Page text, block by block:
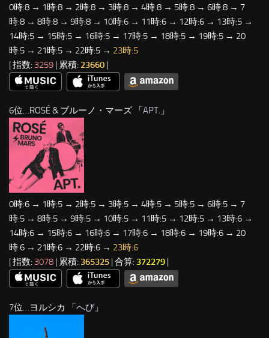
0時:8 → 1時:8 → 2時:8 → 3時:8 → 4時:8 → 5時:8 → 6時:8 → 7
時:8 → 8時:8 → 9時:8 → 10時:6 → 11時:6 → 12時:6 → 13時:5 →
14時:5 → 15時:5 → 16時:5 → 17時:5 → 18時:5 → 19時:5 → 20
時:5 → 21時:5 → 22時:5 → 23時:5
| 指数: 3259 | 累積: 23660 |
6位…ROSÉ & ブルーノ・マーズ 「APT. 」
0時:6 → 1時:5 → 2時:5 → 3時:5 → 4時:5 → 5時:5 → 6時:5 → 7
時:5 → 8時:5 → 9時:5 → 10時:5 → 11時:5 → 12時:5 → 13時:6 →
14時:6 → 15時:6 → 16時:6 → 17時:6 → 18時:6 → 19時:6 → 20
時:6 → 21時:6 → 22時:6 → 23時:6
| 指数: 3078 | 累積: 365325 | 合算: 372279 |
7位…ヨルシカ 「 へび 」